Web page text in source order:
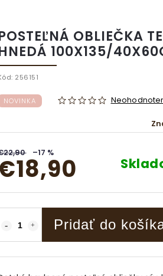
OBLIEČKA
100X135/
256151
NOVINKA
–17 %
Pridať do